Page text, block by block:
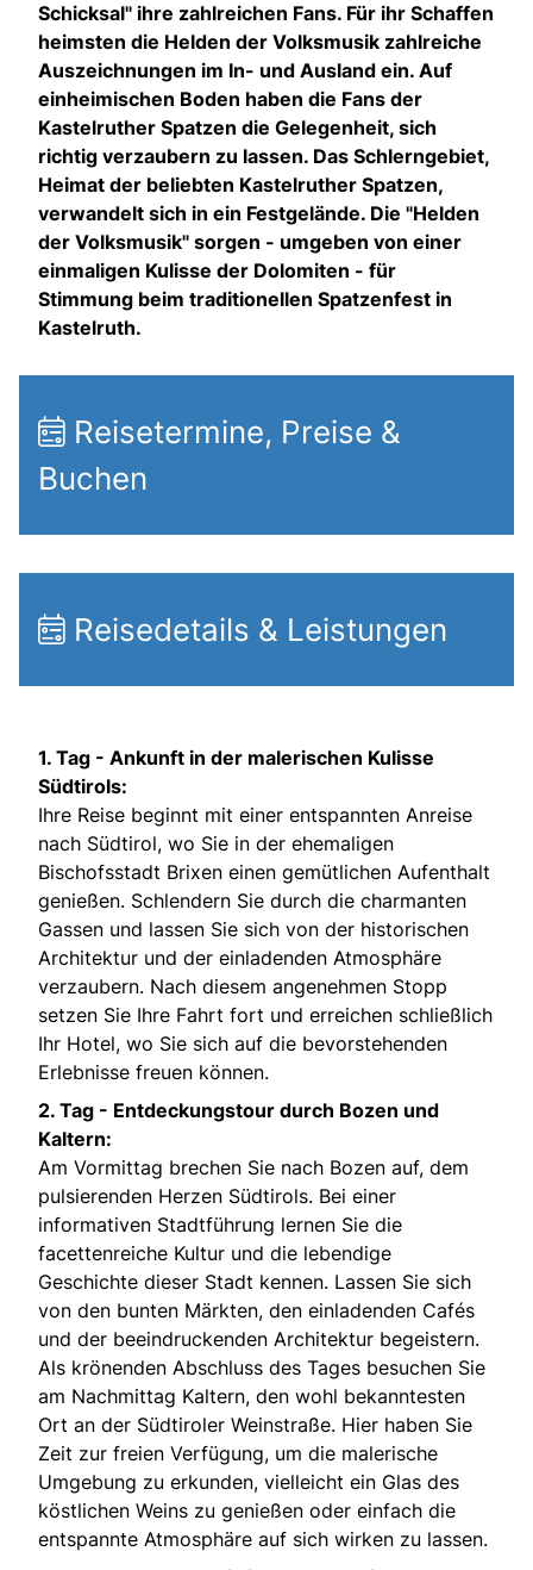
Schicksal" ihre zahlreichen Fans. Für ihr Schaffen
heimsten die Helden der Volksmusik zahlreiche
Auszeichnungen im In- und Ausland ein. Auf
einheimischen Boden haben die Fans der
Kastelruther Spatzen die Gelegenheit, sich
richtig verzaubern zu lassen. Das Schlerngebiet,
Heimat der beliebten Kastelruther Spatzen,
verwandelt sich in ein Festgelände. Die "Helden
der Volksmusik" sorgen - umgeben von einer
einmaligen Kulisse der Dolomiten - für
Stimmung beim traditionellen Spatzenfest in
Kastelruth.
Reisetermine, Preise &
Buchen
Reisedetails & Leistungen
1. Tag - Ankunft in der malerischen Kulisse
Südtirols:
Ihre Reise beginnt mit einer entspannten Anreise
nach Südtirol, wo Sie in der ehemaligen
Bischofsstadt Brixen einen gemütlichen Aufenthalt
genießen. Schlendern Sie durch die charmanten
Gassen und lassen Sie sich von der historischen
Architektur und der einladenden Atmosphäre
verzaubern. Nach diesem angenehmen Stopp
setzen Sie Ihre Fahrt fort und erreichen schließlich
Ihr Hotel, wo Sie sich auf die bevorstehenden
Erlebnisse freuen können.
2. Tag - Entdeckungstour durch Bozen und
Kaltern:
Am Vormittag brechen Sie nach Bozen auf, dem
pulsierenden Herzen Südtirols. Bei einer
informativen Stadtführung lernen Sie die
facettenreiche Kultur und die lebendige
Geschichte dieser Stadt kennen. Lassen Sie sich
von den bunten Märkten, den einladenden Cafés
und der beeindruckenden Architektur begeistern.
Als krönenden Abschluss des Tages besuchen Sie
am Nachmittag Kaltern, den wohl bekanntesten
Ort an der Südtiroler Weinstraße. Hier haben Sie
Zeit zur freien Verfügung, um die malerische
Umgebung zu erkunden, vielleicht ein Glas des
köstlichen Weins zu genießen oder einfach die
entspannte Atmosphäre auf sich wirken zu lassen.